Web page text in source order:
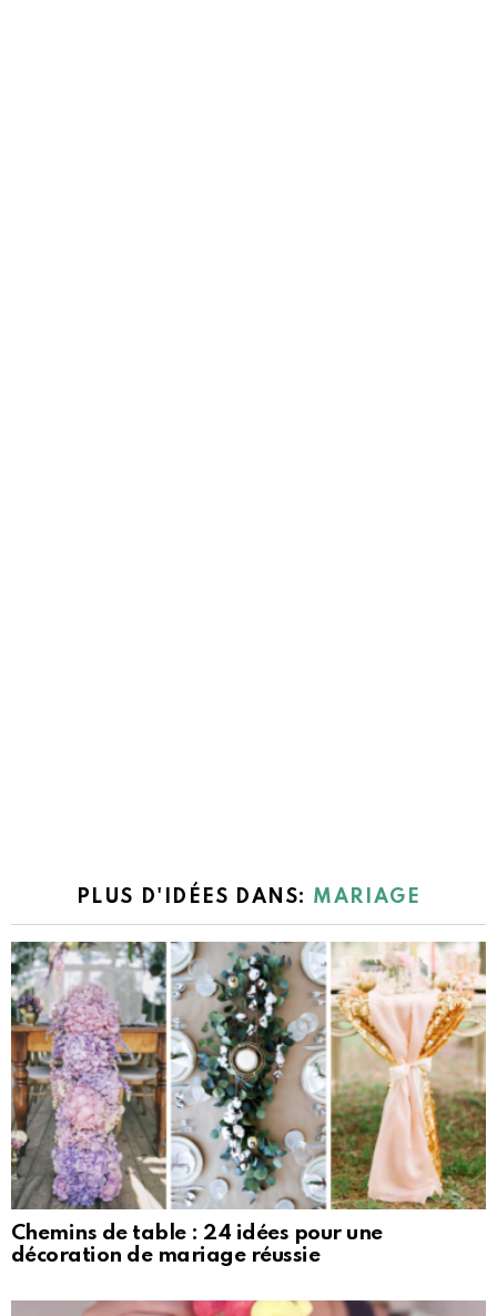
PLUS D'IDÉES DANS: MARIAGE
Chemins de table : 24 idées pour une
décoration de mariage réussie